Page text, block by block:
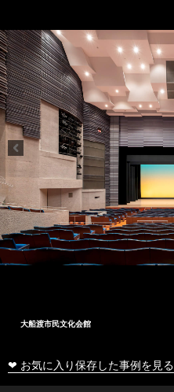
大船渡市民文化会館
❤ お気に入り保存した事例を見る